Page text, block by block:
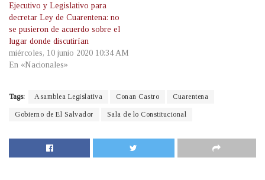
Ejecutivo y Legislativo para
decretar Ley de Cuarentena: no
se pusieron de acuerdo sobre el
lugar donde discutirían
miércoles, 10 junio 2020 10:34 AM
En «Nacionales»
Tags: Asamblea Legislativa Conan Castro Cuarentena
Gobierno de El Salvador Sala de lo Constitucional